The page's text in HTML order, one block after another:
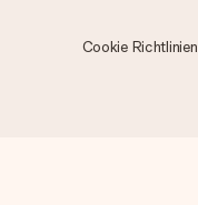
Cookie Richtlinien